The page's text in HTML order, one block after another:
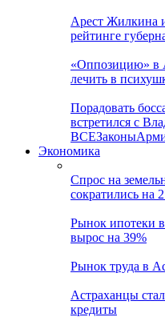
Арест Жилкина
рейтинге
«Оппозицию» в
лечить в
Порадовать
встретился с
ВСЕЗаконы
Экономика
Спрос на
сократились на
Рынок ипотеки в
вырос на 39%
Рынок труда в
Астраханцы
кредиты